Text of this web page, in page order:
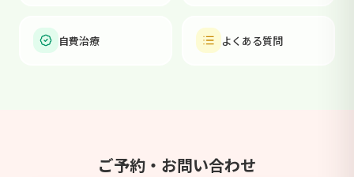
自費治療 よくある質問
ご予約・お問い合わせ